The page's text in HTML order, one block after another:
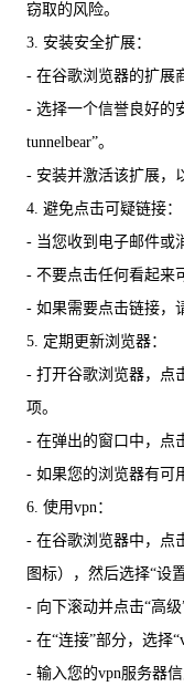
窃取的风险。
3. 安装安全扩展：
- 在谷歌浏览器的扩展
- 选择一个信誉良好的
tunnelbear”。
- 安装并激活该扩展，
4. 避免点击可疑链接：
- 当您收到电子邮件或
- 不要点击任何看起来
- 如果需要点击链接，
5. 定期更新浏览器：
- 打开谷歌浏览器，点
项。
- 在弹出的窗口中，点
- 如果您的浏览器有可
6. 使用vpn：
- 在谷歌浏览器中，点
图标），然后选择“设置
- 向下滚动并点击“高级
- 在“连接”部分，选择
- 输入您的vpn服务器